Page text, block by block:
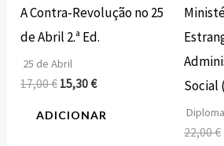
A Contra-Revolução no 25
de Abril 2.ª Ed.
25 de Abril
17,00€ 15,30€
ADICIONAR
Social
22,00€